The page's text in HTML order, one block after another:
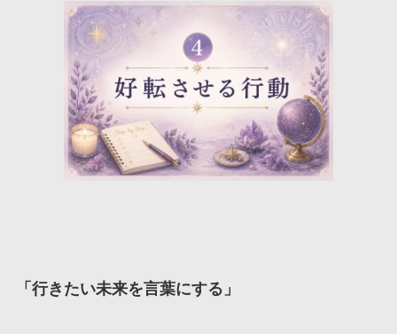
「 行きたい未来を言葉にする 」